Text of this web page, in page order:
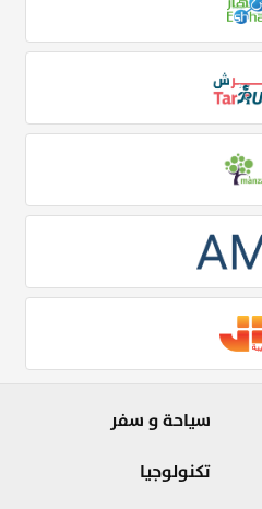
سياحة و سفر
تكنولوجيا